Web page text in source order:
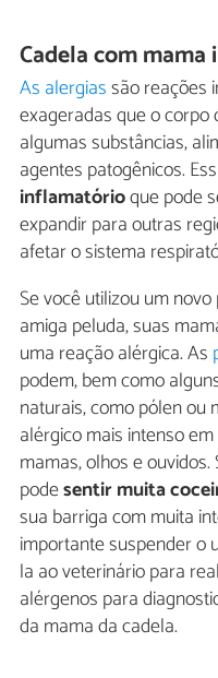
Cadela com
As alergiassão reações
exageradas que o
algumas substâncias,
agentes patogênicos.
inflamatórioque pode
expandir para outras
afetar o sistema
Se você utilizou um
amiga peluda, suas
uma reação alérgica. As
podem, bem como
naturais, como pólen ou
alérgico mais intenso
mamas, olhos e
podesentir muita
sua barriga com muita
importante suspender o
la ao veterinário para
alérgenos para
da mama da cadela.